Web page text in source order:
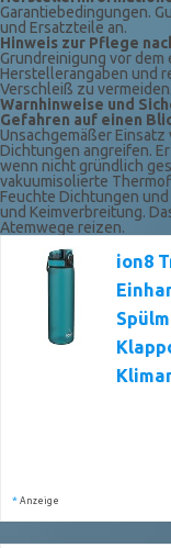
Garantiebedingungen.
und Ersatzteile an.
Hinweis zur Pflege
Grundreinigung vor dem
Herstellerangaben und
Verschleiß zu vermeiden.
Warnhinweise und
Gefahren auf einen
Unsachgemäßer
Dichtungen angreifen.
wenn nicht gründlich
vakuumisolierte
Feuchte Dichtungen
und Keimverbreitung.
Atemwege reizen.
ion8
* Anzeige